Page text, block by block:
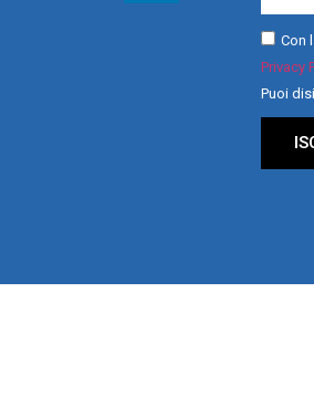
Con
Privacy
Puoi